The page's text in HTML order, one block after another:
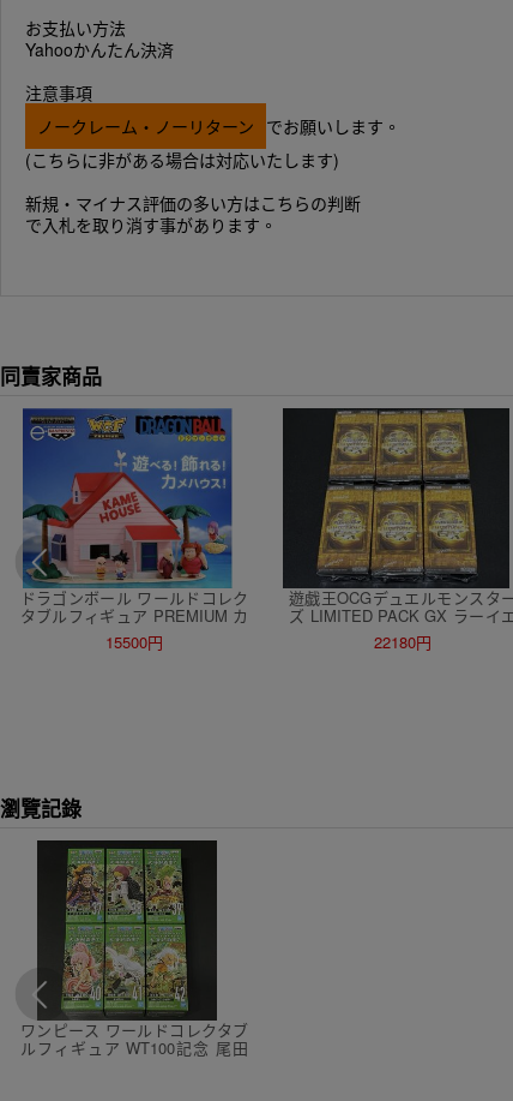
お支払い方法
Yahooかんたん決済
注意事項
ノークレーム・ノーリターン でお願いします。
(こちらに非がある場合は対応いたします)
新規・マイナス評価の多い方はこちらの判断
で入札を取り消す事があります。
同賣家商品
ドラゴンボール ワールドコレク
タブルフィギュア PREMIUM カ
メハウスセット 輸送箱 未開封
ワーコレ カメハウス 孫悟空 フ
15500円
遊戯王OCGデュエルモンスタ
ズ LIMITED PACK GX ラーイ
ロー 6 BOX シュリンク付き セ
ット 未開封 遊戯王
22180円
瀏覽記錄
ワンピース ワールドコレクタブ
ルフィギュア WT100記念 尾田